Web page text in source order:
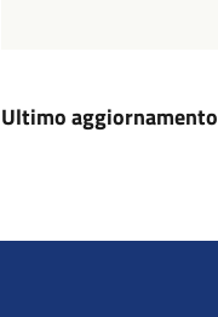
Ultimo aggiornamento